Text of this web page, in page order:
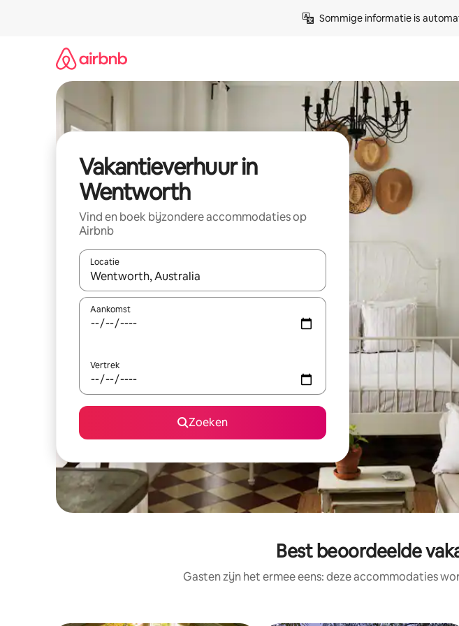
Sommige informatie is
Vakantieverhuur in
Wentworth
Vind en boek bijzondere accommodaties op
Airbnb
Locatie
Wanneer er suggesties beschikbaar zijn, maak je een keuze met je de
Aankomst
Vertrek
Zoeken
Best beoordeelde
Gasten zijn het ermee eens: deze accommodaties